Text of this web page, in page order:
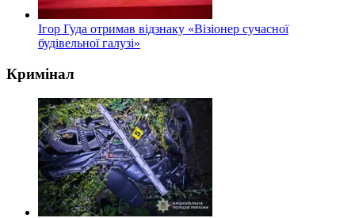
Ігор Гуда отримав відзнаку «Візіонер сучасної
будівельної галузі»
Кримінал